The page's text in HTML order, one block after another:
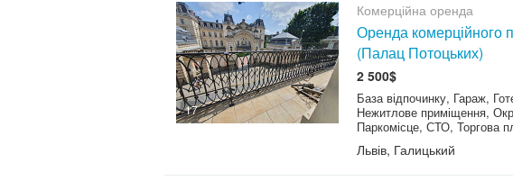
17
Комерційна оренда
Оренда комерційного
(Палац Потоцьких)
2 500$
База відпочинку, Гараж,
Нежитлове приміщення,
Паркомісце, СТО, Торгова
Львів, Галицький